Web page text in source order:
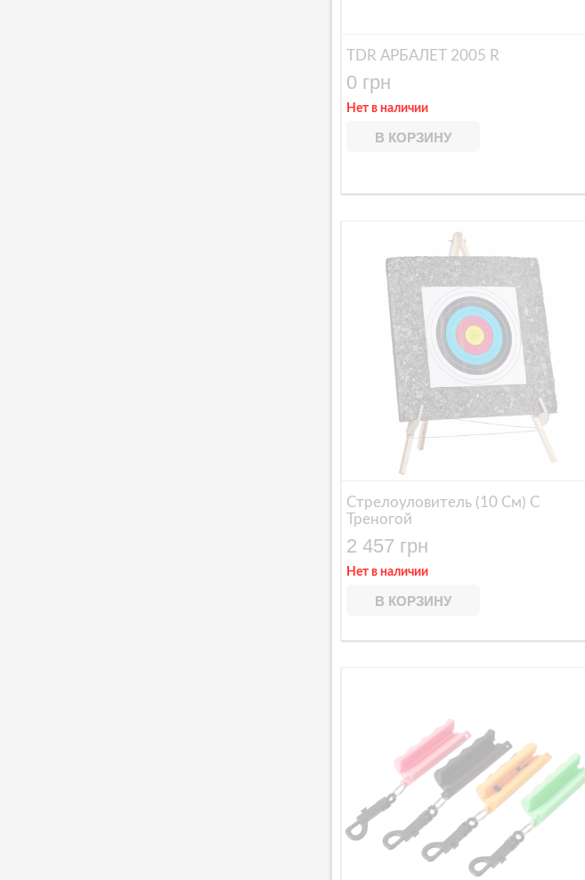
TDR АРБАЛЕТ 2005 R
0 грн
Нет в наличии
В КОРЗИНУ
Стрелоуловитель (10 См) С
Треногой
2 457 грн
Нет в наличии
В КОРЗИНУ